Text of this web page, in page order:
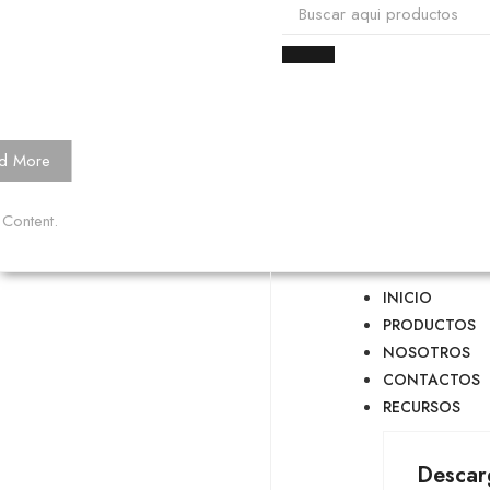
More
INICIO
PRODUCTOS
NOSOTROS
CONTACTOS
RECURSOS